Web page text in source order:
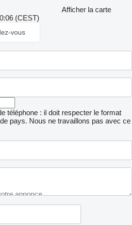
Afficher la carte
(CEST)
vous
téléphone : il doit respecter le format
pays. Nous ne travaillons pas avec ce